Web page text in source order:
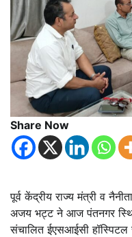
Share Now
पूर्व केंद्रीय राज्य मंत्री व
अजय भट्ट ने आज पंतनगर
संचालित ईएसआईसी